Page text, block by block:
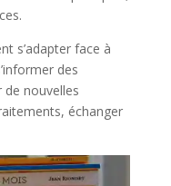
s’adapter face à
des
nouvelles
échanger